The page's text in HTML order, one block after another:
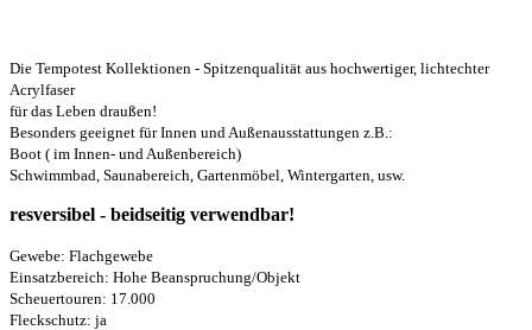
Die Tempotest Kollektionen - Spitzenqualität aus hochwertiger, lichtechter
Acrylfaser
für das Leben draußen!
Besonders geeignet für Innen und Außenausstattungen z.B.:
Boot ( im Innen- und Außenbereich)
Schwimmbad, Saunabereich, Gartenmöbel, Wintergarten, usw.
resversibel - beidseitig verwendbar!
Gewebe: Flachgewebe
Einsatzbereich: Hohe Beanspruchung/Objekt
Scheuertouren: 17.000
Fleckschutz: ja